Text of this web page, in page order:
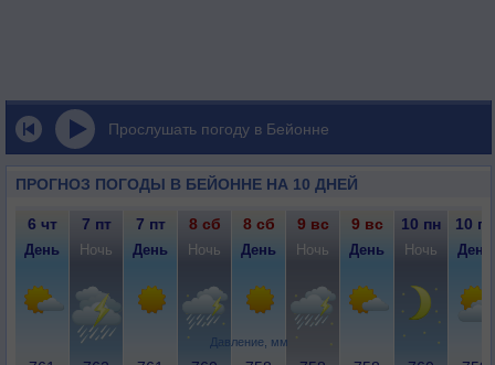
Прослушать погоду в Бейонне
ПРОГНОЗ ПОГОДЫ В БЕЙОННЕ НА 10 ДНЕЙ
Давление, мм
6 чт 7 пт 7 пт 8 сб 8 сб 9 вс 9 вс 10 пн 10 пн
День Ночь День Ночь День Ночь День Ночь День